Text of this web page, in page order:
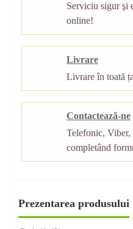
Serviciu sigur şi
online!
Livrare
Livrare în toată
Contactează-ne
Telefonic,
completând
Prezentarea produsului